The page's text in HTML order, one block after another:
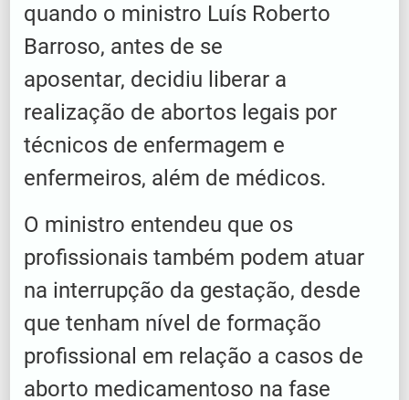
quando o ministro Luís Roberto
Barroso, antes de se
aposentar, decidiu liberar a
realização de abortos legais por
técnicos de enfermagem e
enfermeiros, além de médicos.
O ministro entendeu que os
profissionais também podem atuar
na interrupção da gestação, desde
que tenham nível de formação
profissional em relação a casos de
aborto medicamentoso na fase